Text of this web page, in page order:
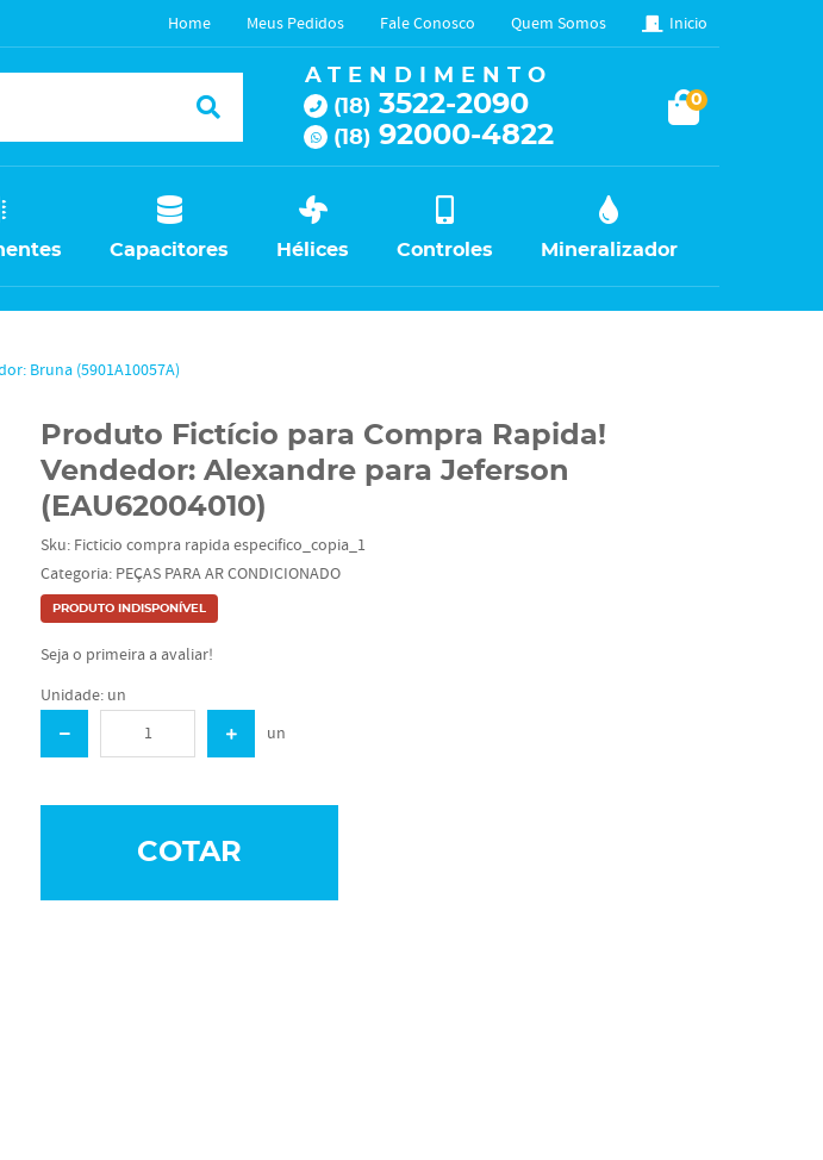
Home Meus Pedidos Fale Conosco Quem Somos Inicio
ATENDIMENTO
(18) 3522-2090
(18) 92000-4822
0
Capacitores Hélices Controles Mineralizador
Bruna (5901A10057A)
Produto Fictício para Compra Rapida!
Vendedor: Alexandre para Jeferson
(EAU62004010)
Sku: Ficticio compra rapida especifico_copia_1
Categoria: PEÇAS PARA AR CONDICIONADO
PRODUTO INDISPONÍVEL
Seja o primeira a avaliar!
Unidade: un
un
COTAR